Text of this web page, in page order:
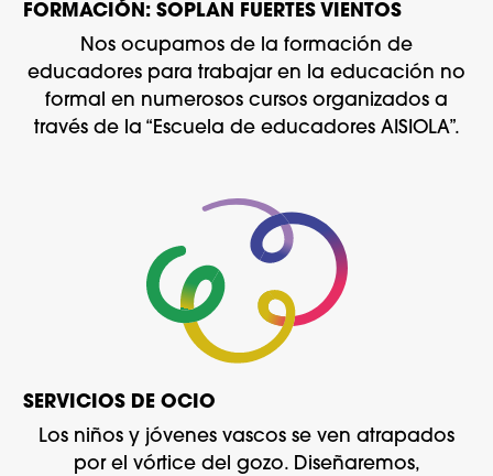
FORMACIÓN: SOPLAN FUERTES VIENTOS
Nos ocupamos de la formación de
educadores para trabajar en la educación no
formal en numerosos cursos organizados a
través de la “Escuela de educadores AISIOLA”.
SERVICIOS DE OCIO
Los niños y jóvenes vascos se ven atrapados
por el vórtice del gozo. Diseñaremos,